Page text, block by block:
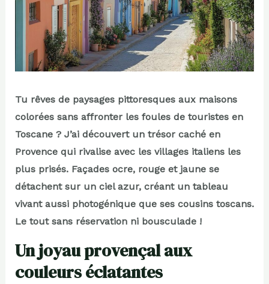
Tu rêves de paysages pittoresques aux maisons
colorées sans affronter les foules de touristes en
Toscane ? J’ai découvert un trésor caché en
Provence qui rivalise avec les villages italiens les
plus prisés. Façades ocre, rouge et jaune se
détachent sur un ciel azur, créant un tableau
vivant aussi photogénique que ses cousins toscans.
Le tout sans réservation ni bousculade !
Un joyau provençal aux
couleurs éclatantes